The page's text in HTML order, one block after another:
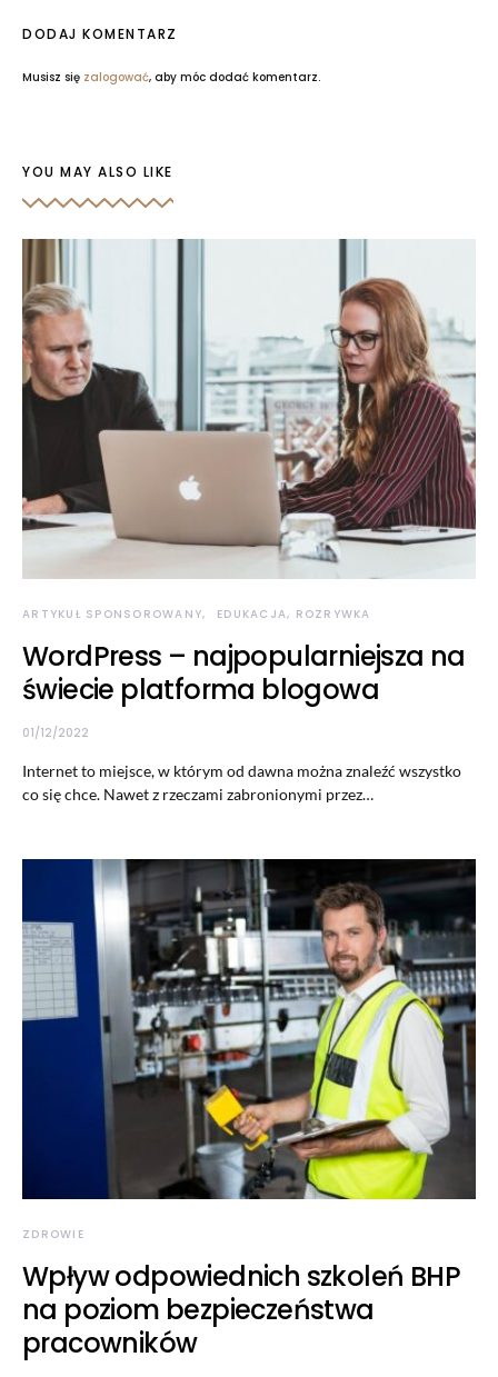
DODAJ KOMENTARZ
Musisz się zalogować, aby móc dodać komentarz.
YOU MAY ALSO LIKE
ARTYKUŁ SPONSOROWANY EDUKACJA, ROZRYWKA
WordPress – najpopularniejsza na
świecie platforma blogowa
01/12/2022
Internet to miejsce, w którym od dawna można znaleźć wszystko
co się chce. Nawet z rzeczami zabronionymi przez…
ZDROWIE
Wpływ odpowiednich szkoleń BHP
na poziom bezpieczeństwa
pracowników